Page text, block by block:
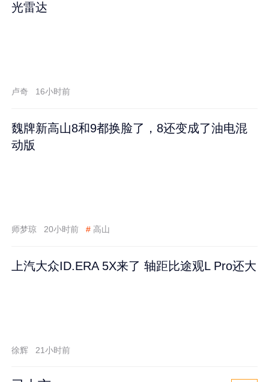
光雷达
卢奇 16小时前
魏牌新高山8和9都换脸了，8还变成了油电混
动版
师梦琼 20小时前 # 高山
上汽大众ID.ERA 5X来了 轴距比途观L Pro还大
徐辉 21小时前